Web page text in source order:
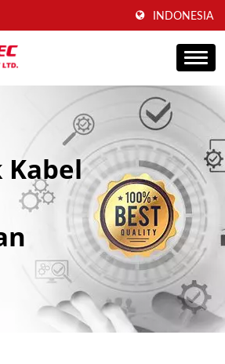
INDONESIA
Kabel